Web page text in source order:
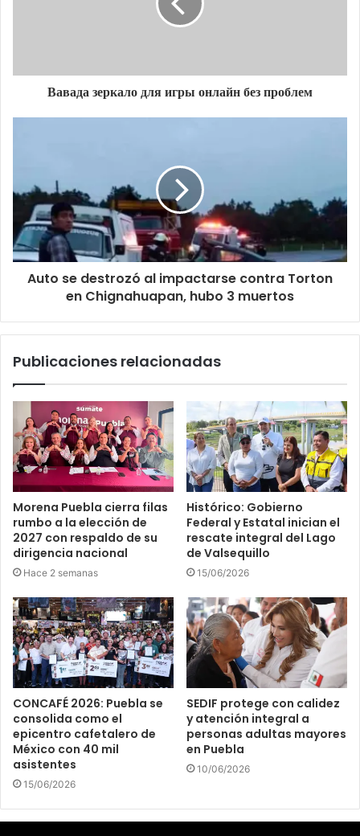
Вавада зеркало для игры онлайн без проблем
Auto se destrozó al impactarse contra Torton
en Chignahuapan, hubo 3 muertos
Publicaciones relacionadas
Morena Puebla cierra filas
rumbo a la elección de
2027 con respaldo de su
dirigencia nacional
Hace 2 semanas
Histórico: Gobierno
Federal y Estatal inician el
rescate integral del Lago
de Valsequillo
15/06/2026
CONCAFÉ 2026: Puebla se
consolida como el
epicentro cafetalero de
México con 40 mil
asistentes
15/06/2026
SEDIF protege con calidez
y atención integral a
personas adultas mayores
en Puebla
10/06/2026